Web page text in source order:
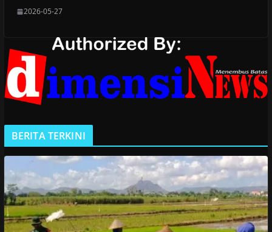
2026-05-27
BERITA TERKINI